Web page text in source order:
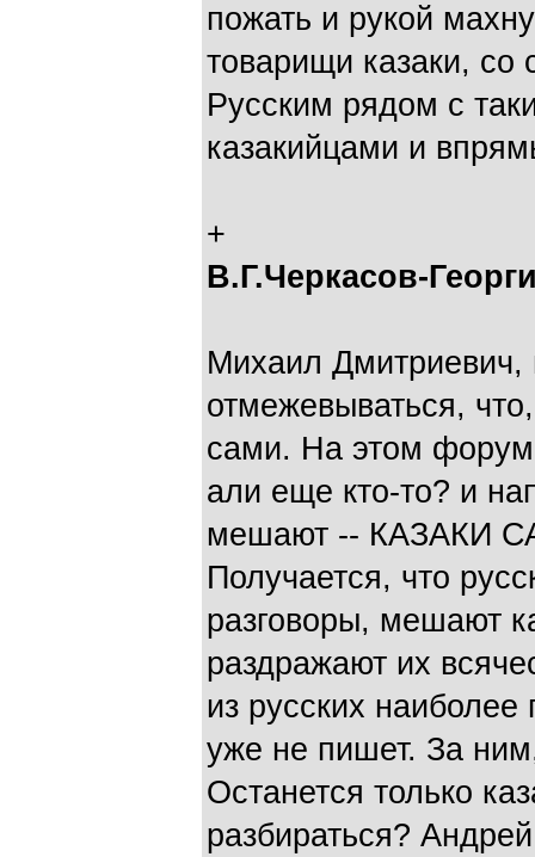
пожать и рукой
товарищи казаки, со
Русским рядом с
казакийцами и
+
В.Г.Черкасов-
Михаил Дмитриевич,
отмежевываться,
сами. На этом
али еще кто-то? и
мешают -- КАЗАКИ
Получается, что
разговоры, мешают
раздражают их
из русских
уже не пишет. За
Останется только
разбираться?